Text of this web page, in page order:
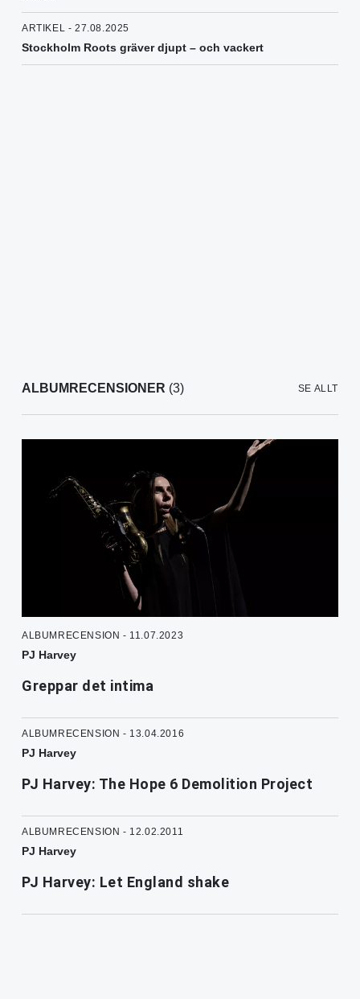
ARTIKEL - 27.08.2025
Stockholm Roots gräver djupt – och vackert
ALBUMRECENSIONER (3) SE ALLT
ALBUMRECENSION - 11.07.2023
PJ Harvey
Greppar det intima
ALBUMRECENSION - 13.04.2016
PJ Harvey
PJ Harvey: The Hope 6 Demolition Project
ALBUMRECENSION - 12.02.2011
PJ Harvey
PJ Harvey: Let England shake